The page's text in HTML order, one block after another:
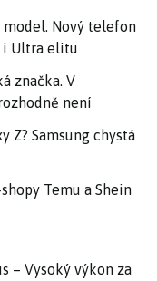
model. Nový telefon
i Ultra elitu
značka. V
není
Z? Samsung chystá
Temu a Shein
– Vysoký výkon za